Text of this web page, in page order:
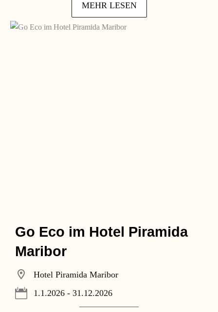
MEHR LESEN
Go Eco im Hotel Piramida
Maribor
Hotel Piramida Maribor
1.1.2026 - 31.12.2026